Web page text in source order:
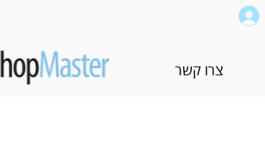
צרו קשר